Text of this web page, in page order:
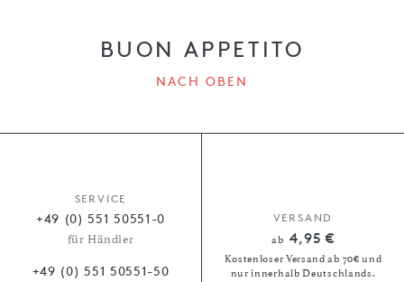
BUON APPETITO
NACH OBEN
SERVICE
+49 (0) 551 50551-0
für Händler
+49 (0) 551 50551-50
VERSAND
ab 4,95 €
Kostenloser Versand ab 70€ und
nur innerhalb Deutschlands.